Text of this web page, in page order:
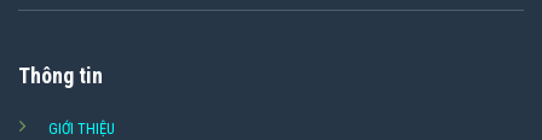
Thông tin
GIỚI THIỆU